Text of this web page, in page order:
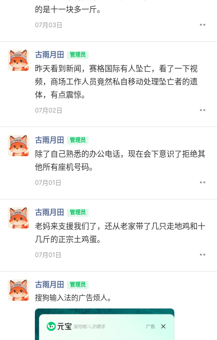
的是十一块多一斤。
07月03日 ••
古雨月田 管理员
昨天看到新闻，赛格国际有人坠亡，看了一下视
频，商场工作人员竟然私自移动处理坠亡者的遗
体，有点震惊。
07月02日 ••
古雨月田 管理员
除了自己熟悉的办公电话，现在会下意识了拒绝其
他所有座机号码。
07月01日 ••
古雨月田 管理员
老妈来支援我们了，还从老家带了几只走地鸡和十
几斤的正宗土鸡蛋。
07月01日 ••
古雨月田 管理员
搜狗输入法的广告烦人。